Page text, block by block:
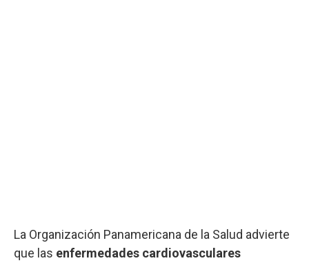
La Organización Panamericana de la Salud advierte
que las enfermedades cardiovasculares